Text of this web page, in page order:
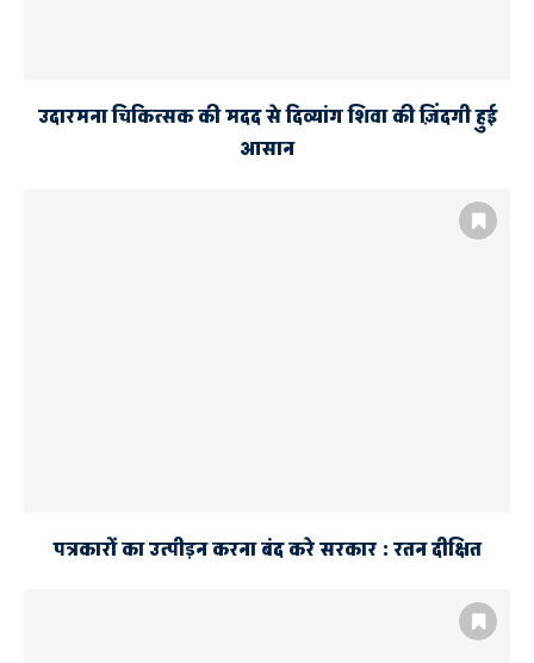
उदारमना चिकित्सक की मदद से दिव्यांग शिवा की ज़िंदगी हुई
आसान
पत्रकारों का उत्पीड़न करना बंद करे सरकार : रतन दीक्षित